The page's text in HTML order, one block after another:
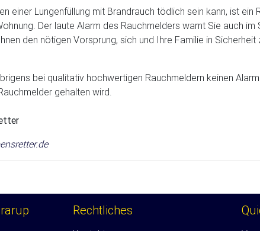
einer Lungenfüllung mit Brandrauch tödlich sein kann, ist ein
Der laute Alarm des Rauchmelders warnt Sie auch
den nötigen Vorsprung, sich und Ihre Familie in
bei qualitativ hochwertigen Rauchmeldern keinen
gehalten wird.
Rechtliches